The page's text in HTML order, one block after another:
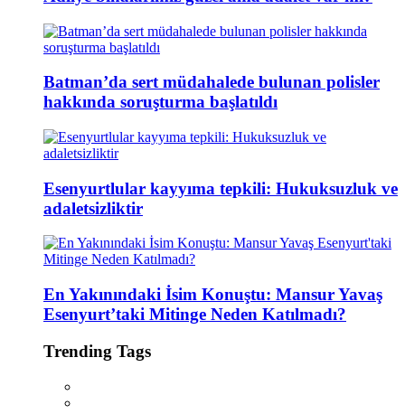
Batman’da sert müdahalede bulunan polisler
hakkında soruşturma başlatıldı
Esenyurtlular kayyıma tepkili: Hukuksuzluk ve
adaletsizliktir
En Yakınındaki İsim Konuştu: Mansur Yavaş
Esenyurt’taki Mitinge Neden Katılmadı?
Trending Tags